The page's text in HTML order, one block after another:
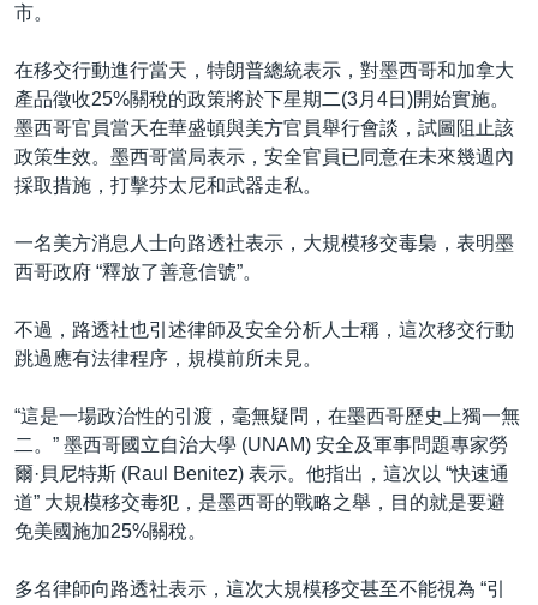
市。
在移交行動進行當天，特朗普總統表示，對墨西哥和加拿大
產品徵收25%關稅的政策將於下星期二(3月4日)開始實施。
墨西哥官員當天在華盛頓與美方官員舉行會談，試圖阻止該
政策生效。墨西哥當局表示，安全官員已同意在未來幾週內
採取措施，打擊芬太尼和武器走私。
一名美方消息人士向路透社表示，大規模移交毒梟，表明墨
西哥政府 “釋放了善意信號”。
不過，路透社也引述律師及安全分析人士稱，這次移交行動
跳過應有法律程序，規模前所未見。
“這是一場政治性的引渡，毫無疑問，在墨西哥歷史上獨一無
二。” 墨西哥國立自治大學 (UNAM) 安全及軍事問題專家勞
爾·貝尼特斯 (Raul Benitez) 表示。他指出，這次以 “快速通
道” 大規模移交毒犯，是墨西哥的戰略之舉，目的就是要避
免美國施加25%關稅。
多名律師向路透社表示，這次大規模移交甚至不能視為 “引